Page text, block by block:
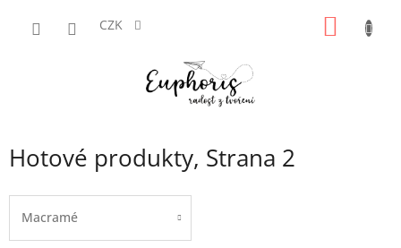
CZK
Hotové produkty, Strana 2
Macramé